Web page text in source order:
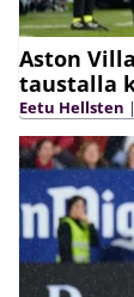
Aston
taustalla
Eetu Hellsten |